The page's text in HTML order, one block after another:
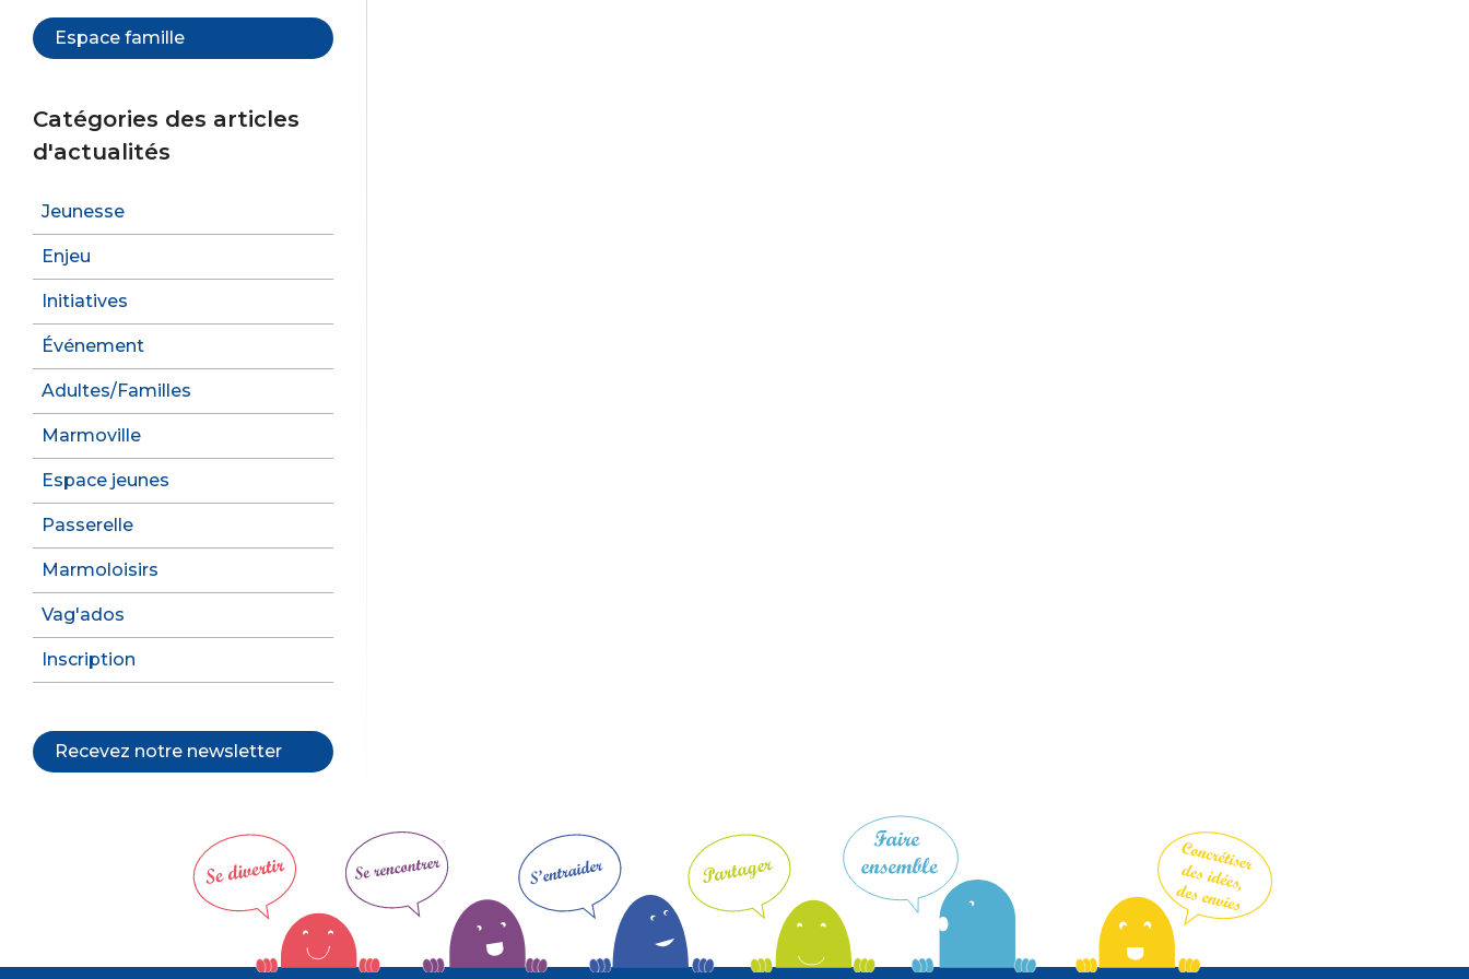
Espace famille
Catégories des articles
d'actualités
Jeunesse
Enjeu
Initiatives
Événement
Adultes/Familles
Marmoville
Espace jeunes
Passerelle
Marmoloisirs
Vag'ados
Inscription
Recevez notre newsletter